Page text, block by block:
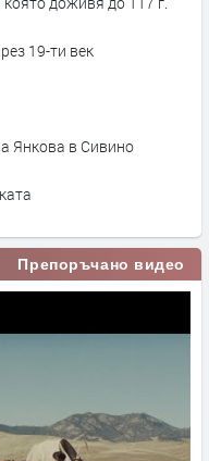
19-ти век
Янкова в Сивино
Препоръчано видео